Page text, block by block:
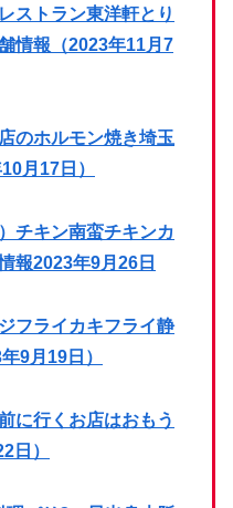
ストラン東洋軒とり
情報（2023年11月7
のホルモン焼き埼玉
月17日）
チキン南蛮チキンカ
報2023年9月26日
フライカキフライ静
9月19日）
に行くお店はおもう
日）